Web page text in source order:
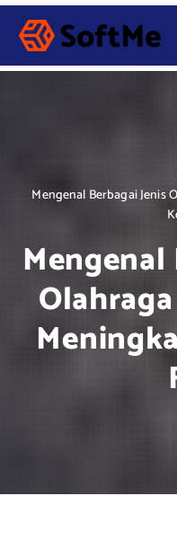
S
p
Mengenal Berbagai Jenis
Mengenal